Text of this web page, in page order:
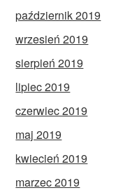
październik 2019
wrzesień 2019
sierpień 2019
lipiec 2019
czerwiec 2019
maj 2019
kwiecień 2019
marzec 2019